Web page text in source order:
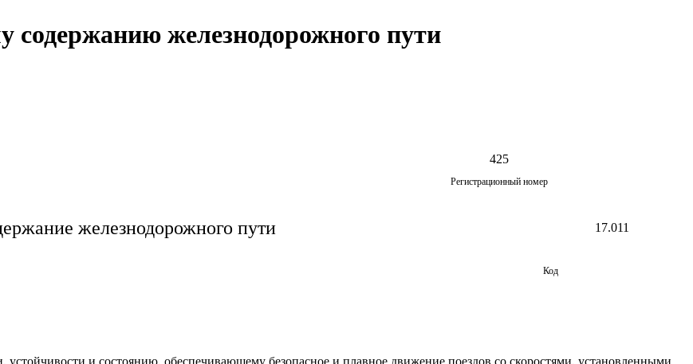
содержанию железнодорожного пути
425
Регистрационный номер
железнодорожного пути 17.011
Код
и состоянию, обеспечивающему безопасное и плавное движение поездов со скоростями, установленными